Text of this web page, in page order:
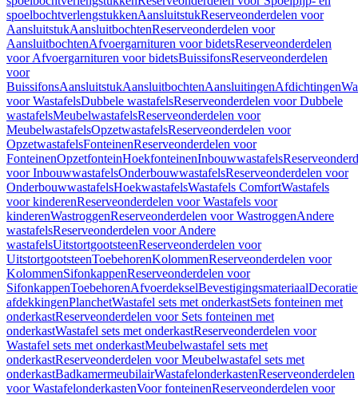
spoelbochtverlengstukkenAansluitstukReserveonderdelen voor
AansluitstukAansluitbochtenReserveonderdelen voor
AansluitbochtenAfvoergarnituren voor bidetsReserveonderdelen
voor Afvoergarnituren voor bidetsBuissifonsReserveonderdelen
voor
BuissifonsAansluitstukAansluitbochtenAansluitingenAfdichtingen
voor WastafelsDubbele wastafelsReserveonderdelen voor Dubbele
wastafelsMeubelwastafelsReserveonderdelen voor
MeubelwastafelsOpzetwastafelsReserveonderdelen voor
OpzetwastafelsFonteinenReserveonderdelen voor
FonteinenOpzetfonteinHoekfonteinenInbouwwastafels
voor InbouwwastafelsOnderbouwwastafelsReserveonderdelen voor
OnderbouwwastafelsHoekwastafelsWastafels ComfortWastafels
voor kinderenReserveonderdelen voor Wastafels voor
kinderenWastroggenReserveonderdelen voor WastroggenAndere
wastafelsReserveonderdelen voor Andere
wastafelsUitstortgootsteenReserveonderdelen voor
UitstortgootsteenToebehorenKolommenReserveonderdelen voor
KolommenSifonkappenReserveonderdelen voor
SifonkappenToebehorenAfvoerdekselBevestigingsmateriaal
afdekkingenPlanchetWastafel sets met onderkastSets fonteinen met
onderkastReserveonderdelen voor Sets fonteinen met
onderkastWastafel sets met onderkastReserveonderdelen voor
Wastafel sets met onderkastMeubelwastafel sets met
onderkastReserveonderdelen voor Meubelwastafel sets met
onderkastBadkamermeubilairWastafelonderkastenReserveonderdelen
voor WastafelonderkastenVoor fonteinenReserveonderdelen voor